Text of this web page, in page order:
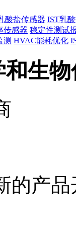
酸盐传感器 IST乳
传感器 稳定性测试
测 HVAC能耗优化
生
的产